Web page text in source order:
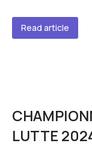
Read article
LUTTE